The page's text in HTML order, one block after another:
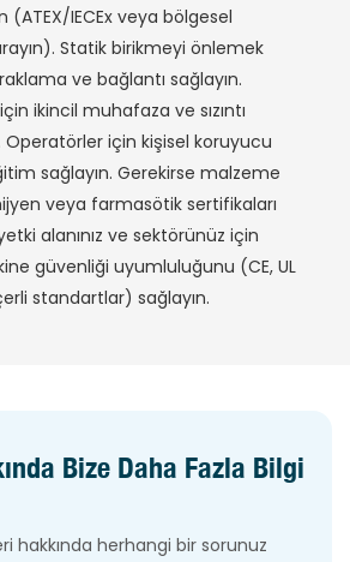
(ATEX/IECEx veya bölgesel
Statik birikmeyi önlemek
ve bağlantı sağlayın.
ikincil muhafaza ve sızıntı
Operatörler için kişisel koruyucu
sağlayın. Gerekirse malzeme
veya farmasötik sertifikaları
alanınız ve sektörünüz için
güvenliği uyumluluğunu (CE, UL
standartlar) sağlayın.
Bize Daha Fazla Bilgi
hakkında herhangi bir sorunuz